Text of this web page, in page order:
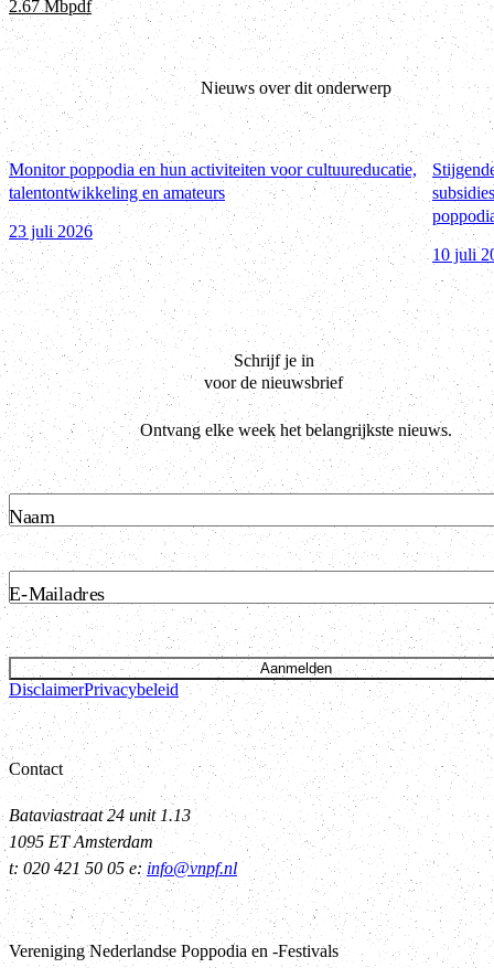
2.67 Mbpdf
Nieuws over dit onderwerp
Monitor poppodia en hun activiteiten voor cultuureducatie,
talentontwikkeling en amateurs
23 juli 2026
10 juli
Schrijf je in
voor de nieuwsbrief
Ontvang elke week het belangrijkste nieuws.
Naam
E-Mailadres
Aanmelden
DisclaimerPrivacybeleid
Contact
Bataviastraat 24 unit 1.13
1095 ET Amsterdam
t: 020 421 50 05 e: info@vnpf.nl
Vereniging Nederlandse Poppodia en -Festivals